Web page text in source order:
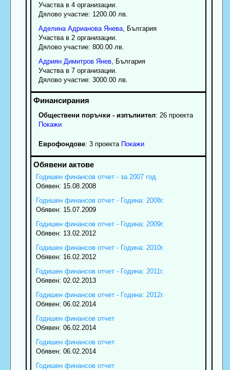
Участва в 4 организации.
Дялово участие: 1200.00 лв.
Аделина Адрианова Янева, България
Участва в 2 организации.
Дялово участие: 800.00 лв.
Адриян Димитров Янев, България
Участва в 7 организации.
Дялово участие: 3000.00 лв.
Обществени поръчки - изпълнител: 26 проекта
Покажи
Еврофондове: 3 проекта Покажи
Годишен финансов отчет - за 2007 год.
Обявен: 15.08.2008
Годишен финансов отчет - Година: 2008г.
Обявен: 15.07.2009
Годишен финансов отчет - Година: 2009г.
Обявен: 13.02.2012
Годишен финансов отчет - Година: 2010г.
Обявен: 16.02.2012
Годишен финансов отчет - Година: 2011г.
Обявен: 02.02.2013
Годишен финансов отчет - Година: 2012г.
Обявен: 06.02.2014
Годишен финансов отчет
Обявен: 06.02.2014
Годишен финансов отчет
Обявен: 06.02.2014
Годишен финансов отчет